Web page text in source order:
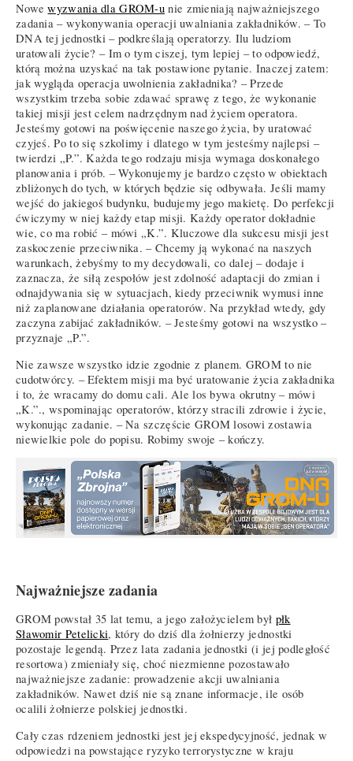
Nowewyzwania dla GROM-u nie zmieniają najważniejszego
zadania – wykonywania operacji uwalniania zakładników. – To
DNA tej jednostki – podkreślają operatorzy. Ilu ludziom
uratowali życie? – Im o tym ciszej, tym lepiej – to odpowiedź,
którą można uzyskać na tak postawione pytanie. Inaczej zatem:
jak wygląda operacja uwolnienia zakładnika? – Przede
wszystkim trzeba sobie zdawać sprawę z tego, że wykonanie
takiej misji jest celem nadrzędnym nad życiem operatora.
Jesteśmy gotowi na poświęcenie naszego życia, by uratować
czyjeś. Po to się szkolimy i dlatego w tym jesteśmy najlepsi –
twierdzi „P.”. Każda tego rodzaju misja wymaga doskonałego
planowania i prób. – Wykonujemy je bardzo często w obiektach
zbliżonych do tych, w których będzie się odbywała. Jeśli mamy
wejść do jakiegoś budynku, budujemy jego makietę. Do perfekcji
ćwiczymy w niej każdy etap misji. Każdy operator dokładnie
wie, co ma robić – mówi „K.”. Kluczowe dla sukcesu misji jest
zaskoczenie przeciwnika. – Chcemy ją wykonać na naszych
warunkach, żebyśmy to my decydowali, co dalej – dodaje i
zaznacza, że siłą zespołów jest zdolność adaptacji do zmian i
odnajdywania się w sytuacjach, kiedy przeciwnik wymusi inne
niż zaplanowane działania operatorów. Na przykład wtedy, gdy
zaczyna zabijać zakładników. – Jesteśmy gotowi na wszystko –
przyznaje „P.”.
Nie zawsze wszystko idzie zgodnie z planem. GROM to nie
cudotwórcy. – Efektem misji ma być uratowanie życia zakładnika
i to, że wracamy do domu cali. Ale los bywa okrutny – mówi
„K.”., wspominając operatorów, którzy stracili zdrowie i życie,
wykonując zadanie. – Na szczęście GROM losowi zostawia
niewielkie pole do popisu. Robimy swoje – kończy.
Najważniejsze zadania
GROM powstał 35 lat temu, a jego założycielem był płk
Sławomir Petelicki, który do dziś dla żołnierzy jednostki
pozostaje legendą. Przez lata zadania jednostki (i jej podległość
resortowa) zmieniały się, choć niezmienne pozostawało
najważniejsze zadanie: prowadzenie akcji uwalniania
zakładników. Nawet dziś nie są znane informacje, ile osób
ocalili żołnierze polskiej jednostki.
Cały czas rdzeniem jednostki jest jej ekspedycyjność, jednak w
odpowiedzi na powstające ryzyko terrorystyczne w kraju